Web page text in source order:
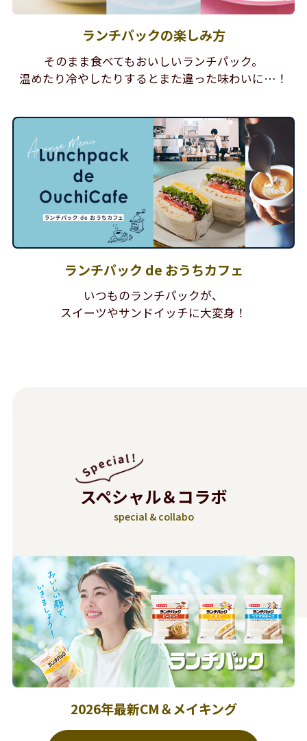
ランチパックの楽しみ方
そのまま食べてもおいしいランチパック。
温めたり冷やしたりするとまた違った味わいに…！
ランチパック de おうちカフェ
いつものランチパックが、
スイーツやサンドイッチに大変身！
スペシャル＆コラボ
special & collabo
2026年最新CM＆メイキング